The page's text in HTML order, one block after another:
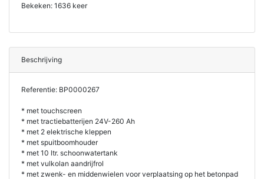
Bekeken: 1636 keer
Beschrijving
Referentie: BP0000267
* met touchscreen
* met tractiebatterijen 24V-260 Ah
* met 2 elektrische kleppen
* met spuitboomhouder
* met 10 ltr. schoonwatertank
* met vulkolan aandrijfrol
* met zwenk- en middenwielen voor verplaatsing op het betonpad